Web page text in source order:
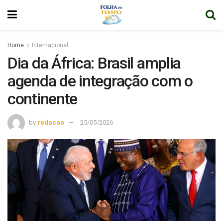
Home Internacional
Dia da África: Brasil amplia
agenda de integração com o
continente
by redacao 25/05/2026